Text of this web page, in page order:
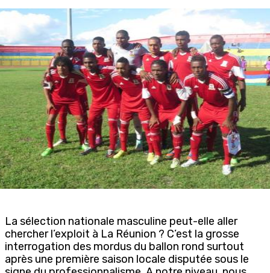
La sélection nationale masculine peut-elle aller
chercher l’exploit à La Réunion ? C’est la grosse
interrogation des mordus du ballon rond surtout
après une première saison locale disputée sous le